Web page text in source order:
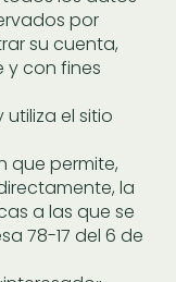
por
su cuenta,
y con fines
utiliza el sitio
que permite,
la
a las que se
78-17 del 6 de